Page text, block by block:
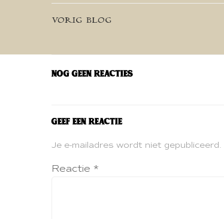
Bericht
navigatie
VORIG BLOG
Nog geen reacties
Geef een reactie
Je e-mailadres wordt niet gepubliceerd.
Reactie *